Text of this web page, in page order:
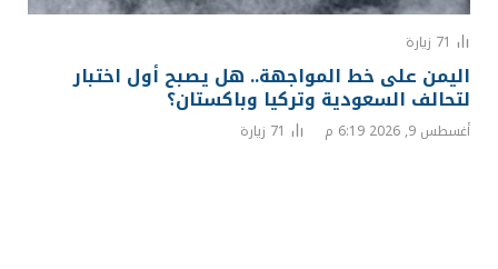
71 زيارة
اليمن على خط المواجهة.. هل يصبح أول اختبار
لتحالف السعودية وتركيا وباكستان؟
أغسطس 9, 2026 6:19 م 71 زيارة